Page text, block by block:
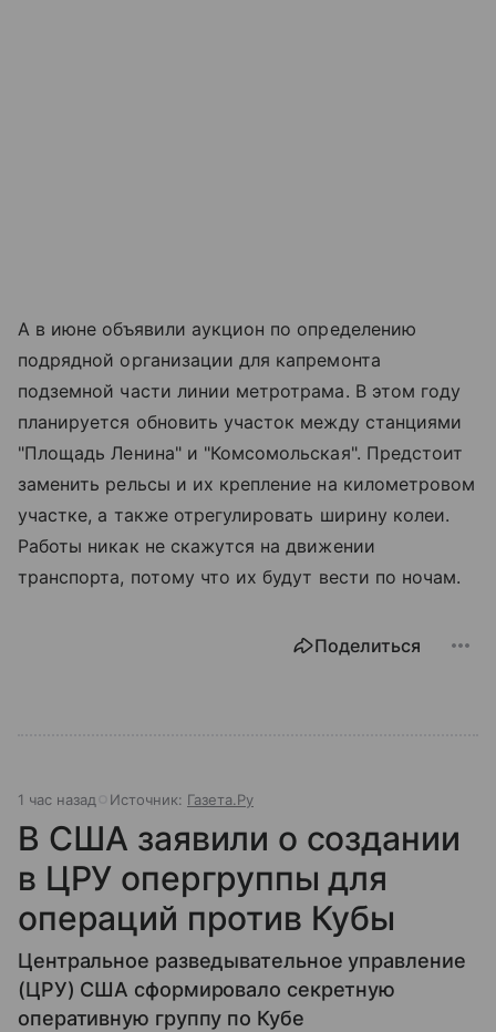
А в июне объявили аукцион по определению
подрядной организации для капремонта
подземной части линии метротрама. В этом году
планируется обновить участок между станциями
"Площадь Ленина" и "Комсомольская". Предстоит
заменить рельсы и их крепление на километровом
участке, а также отрегулировать ширину колеи.
Работы никак не скажутся на движении
транспорта, потому что их будут вести по ночам.
Поделиться
1 час назад Источник: Газета.Ру
В США заявили о создании
в ЦРУ опергруппы для
операций против Кубы
Центральное разведывательное управление
(ЦРУ) США сформировало секретную
оперативную группу по Кубе